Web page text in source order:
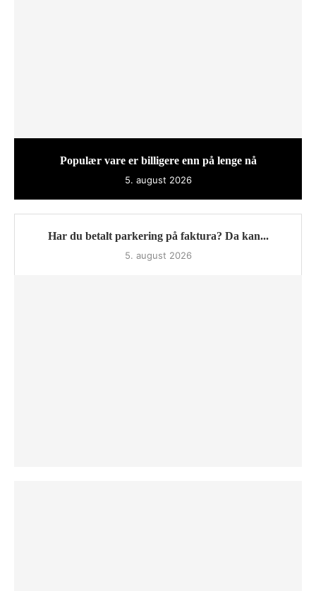
Populær vare er billigere enn på lenge nå
5. august 2026
Har du betalt parkering på faktura? Da kan...
5. august 2026